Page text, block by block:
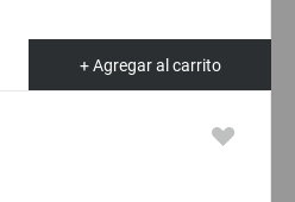
+ Agregar al carrito